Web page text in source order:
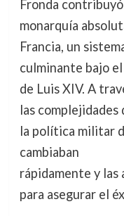
Fronda
monarquía
Francia, un
culminante bajo
de Luis XIV. A
las complejidades
la política militar
cambiaban
rápidamente y las
para asegurar el